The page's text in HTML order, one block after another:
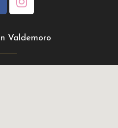
Valdemoro